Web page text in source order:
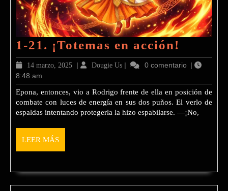
1-21. ¡Totemas en acción!
21.
en
acción!
14 marzo, 202514
2025
| Dougie UsDougie
| 0 comentario |
8:48 am
Epona, entonces, vio a Rodrigo frente de ella en posición de
combate con luces de energía en sus dos puños. El verlo de
espaldas intentando protegerla la hizo espabilarse. —¡No,
LEER MÁSLEER
MÁS